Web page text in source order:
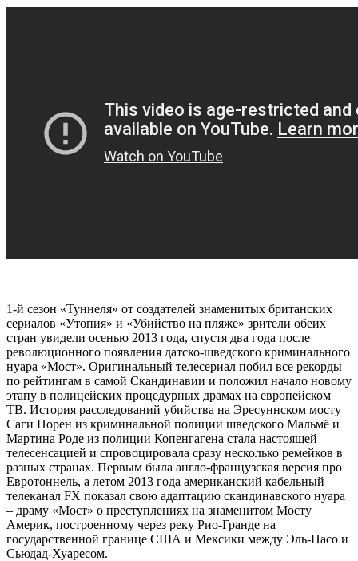
1-й сезон «Туннеля» от создателей знаменитых британских
сериалов «Утопия» и «Убийство на пляже» зрители обеих
стран увидели осенью 2013 года, спустя два года после
революционного появления датско-шведского криминального
нуара «Мост». Оригинальный телесериал побил все рекорды
по рейтингам в самой Скандинавии и положил начало новому
этапу в полицейских процедурных драмах на европейском
ТВ. История расследований убийства на Эресуннском мосту
Саги Норен из криминальной полиции шведского Мальмё и
Мартина Роде из полиции Копенгагена стала настоящей
телесенсацией и спровоцировала сразу несколько ремейков в
разных странах. Первым была англо-французская версия про
Евротоннель, а летом 2013 года американский кабельный
телеканал FX показал свою адаптацию скандинавского нуара
– драму «Мост» о преступлениях на знаменитом Мосту
Америк, построенному через реку Рио-Гранде на
государственной границе США и Мексики между Эль-Пасо и
Сьюдад-Хуаресом.